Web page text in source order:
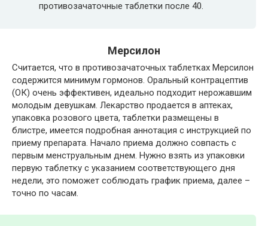
противозачаточные таблетки после 40.
Мерсилон
Считается, что в противозачаточных таблетках Мерсилон
содержится минимум гормонов. Оральный контрацептив
(ОК) очень эффективен, идеально подходит нерожавшим
молодым девушкам. Лекарство продается в аптеках,
упаковка розового цвета, таблетки размещены в
блистре, имеется подробная аннотация с инструкцией по
приему препарата. Начало приема должно совпасть с
первым менструальным днем. Нужно взять из упаковки
первую таблетку с указанием соответствующего дня
недели, это поможет соблюдать график приема, далее –
точно по часам.